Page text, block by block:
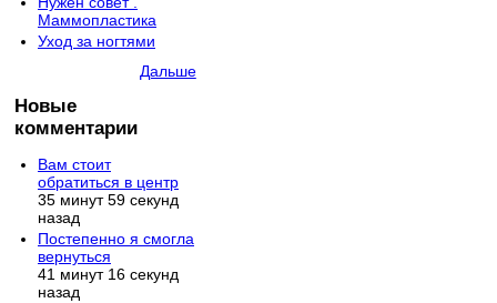
Маммопластика
Уход за ногтями
Дальше
Новые
комментарии
Вам стоит
обратиться в центр
35 минут 59 секунд
назад
Постепенно я смогла
вернуться
41 минут 16 секунд
назад